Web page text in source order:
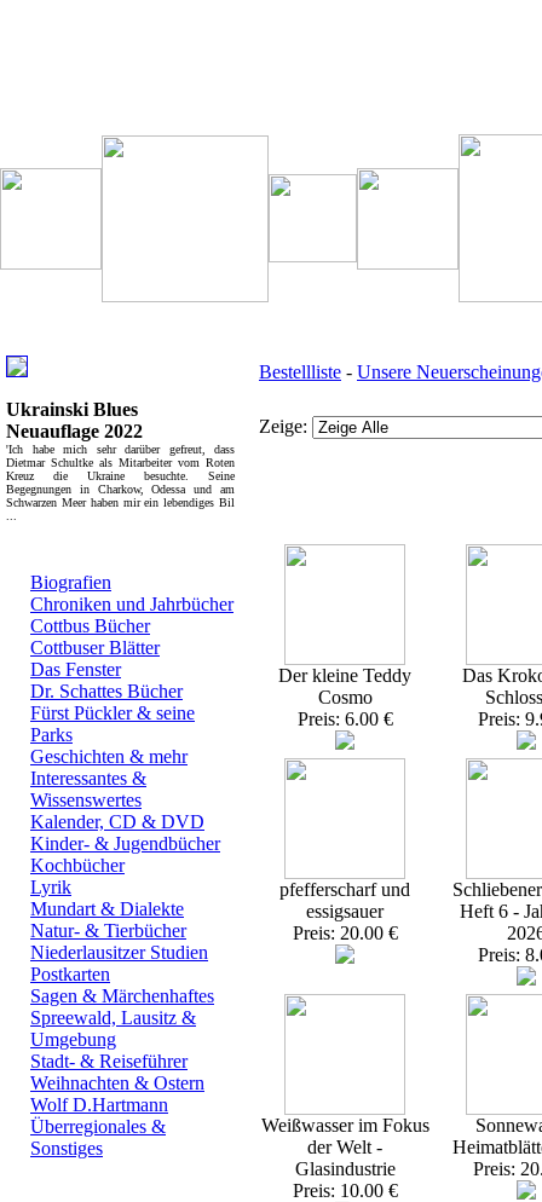
Ukrainski Blues
Neuauflage 2022
'Ich habe mich sehr darüber gefreut, dass
Dietmar Schultke als Mitarbeiter vom Roten
Kreuz die Ukraine besuchte. Seine
Begegnungen in Charkow, Odessa und am
Schwarzen Meer haben mir ein lebendiges Bil
Biografien
Chroniken und Jahrbücher
Cottbus Bücher
Cottbuser Blätter
Das Fenster
Dr. Schattes Bücher
Fürst Pückler & seine
Parks
Geschichten & mehr
Interessantes &
Wissenswertes
Kalender, CD & DVD
Kinder- & Jugendbücher
Kochbücher
Lyrik
Mundart & Dialekte
Natur- & Tierbücher
Niederlausitzer Studien
Postkarten
Sagen & Märchenhaftes
Spreewald, Lausitz &
Umgebung
Stadt- & Reiseführer
Weihnachten & Ostern
Wolf D.Hartmann
Überregionales &
Sonstiges
Bestellliste - Unsere
Zeige:
Der kleine Teddy
Cosmo
Preis: 6.00 €
Das
Preis:
pfefferscharf und
essigsauer
Preis: 20.00 €
Heft 6 -
Preis:
Weißwasser im Fokus
der Welt -
Glasindustrie
Preis: 10.00 €
Preis: